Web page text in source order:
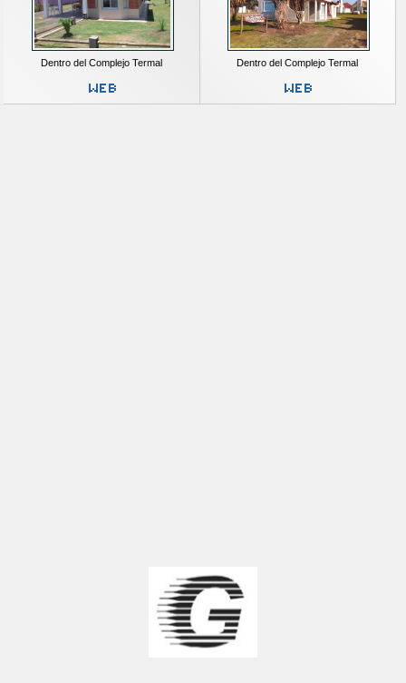
Dentro del Complejo Termal Dentro del Complejo Termal